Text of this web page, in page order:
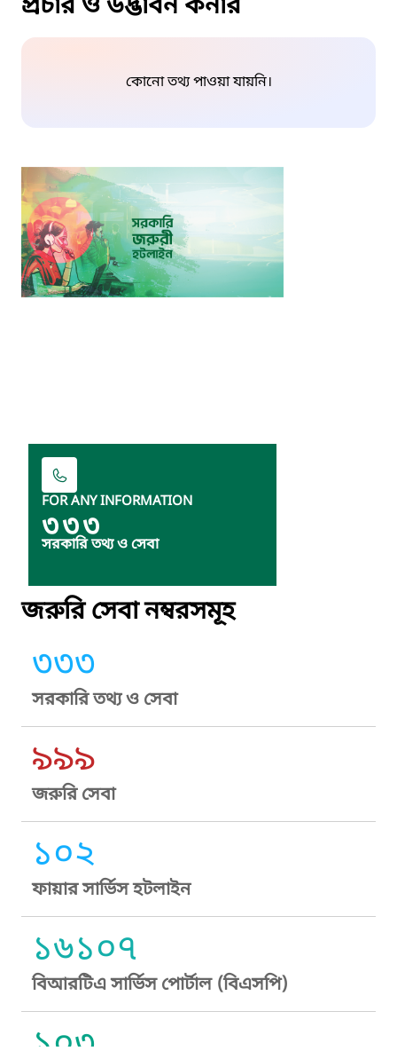
প্রচার ও উদ্ভাবন কর্নার
কোনো তথ্য পাওয়া যায়নি।
FOR ANY INFORMATION
৩৩৩
সরকারি তথ্য ও সেবা
জরুরি সেবা নম্বরসমূহ
৩৩৩
সরকারি তথ্য ও সেবা
৯৯৯
জরুরি সেবা
১০২
ফায়ার সার্ভিস হটলাইন
১৬১০৭
বিআরটিএ সার্ভিস পোর্টাল (বিএসপি)